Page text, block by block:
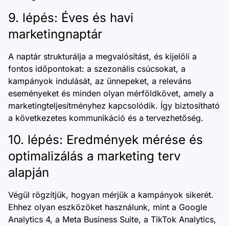
9. lépés: Éves és havi
marketingnaptár
A naptár strukturálja a megvalósítást, és kijelöli a
fontos időpontokat: a szezonális csúcsokat, a
kampányok indulását, az ünnepeket, a releváns
eseményeket és minden olyan mérföldkövet, amely a
marketingteljesítményhez kapcsolódik. Így biztosítható
a következetes kommunikáció és a tervezhetőség.
10. lépés: Eredmények mérése és
optimalizálás a marketing terv
alapján
Végül rögzítjük, hogyan mérjük a kampányok sikerét.
Ehhez olyan eszközöket használunk, mint a Google
Analytics 4, a Meta Business Suite, a TikTok Analytics,